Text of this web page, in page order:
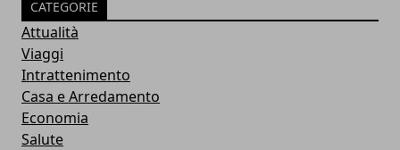
CATEGORIE
Attualità
Viaggi
Intrattenimento
Casa e Arredamento
Economia
Salute